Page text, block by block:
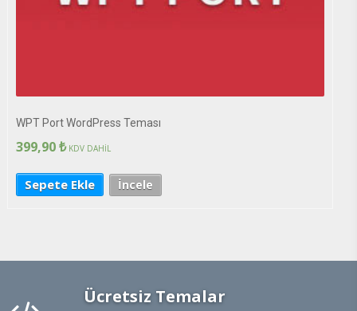
WPT Port WordPress Teması
399,90₺ KDV DAHİL
Sepete Ekle İncele
Ücretsiz Temalar